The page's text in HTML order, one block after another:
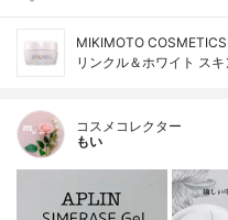
MIKIMOTO
リンクル＆ホワイト ス
コスメコレクター
もい